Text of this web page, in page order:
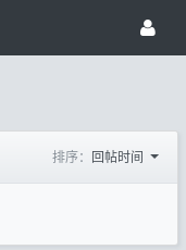
排序： 回帖时间